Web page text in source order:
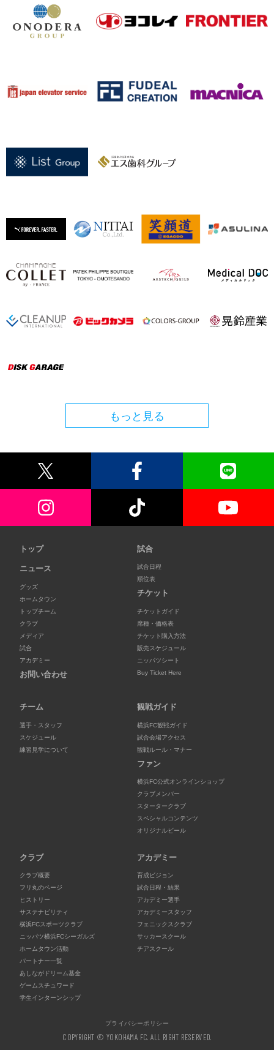
もっと見る
トップ
ニュース
グッズ
ホームタウン
トップチーム
クラブ
メディア
試合
アカデミー
お問い合わせ
試合
試合日程
順位表
チケット
チケットガイド
席種・価格表
チケット購入方法
販売スケジュール
ニッパツシート
Buy Ticket Here
チーム
選手・スタッフ
スケジュール
練習見学について
観戦ガイド
横浜FC観戦ガイド
試合会場アクセス
観戦ルール・マナー
ファン
横浜FC公式オンラインショップ
クラブメンバー
スタータークラブ
スペシャルコンテンツ
オリジナルビール
クラブ
クラブ概要
フリ丸のページ
ヒストリー
サステナビリティ
横浜FCスポーツクラブ
ニッパツ横浜FCシーガルズ
ホームタウン活動
パートナー一覧
あしながドリーム基金
ゲームスチュワード
学生インターンシップ
アカデミー
育成ビジョン
試合日程・結果
アカデミー選手
アカデミースタッフ
フェニックスクラブ
サッカースクール
チアスクール
プライバシーポリシー
COPYRIGHT © YOKOHAMA FC. ALL RIGHT RESERVED.